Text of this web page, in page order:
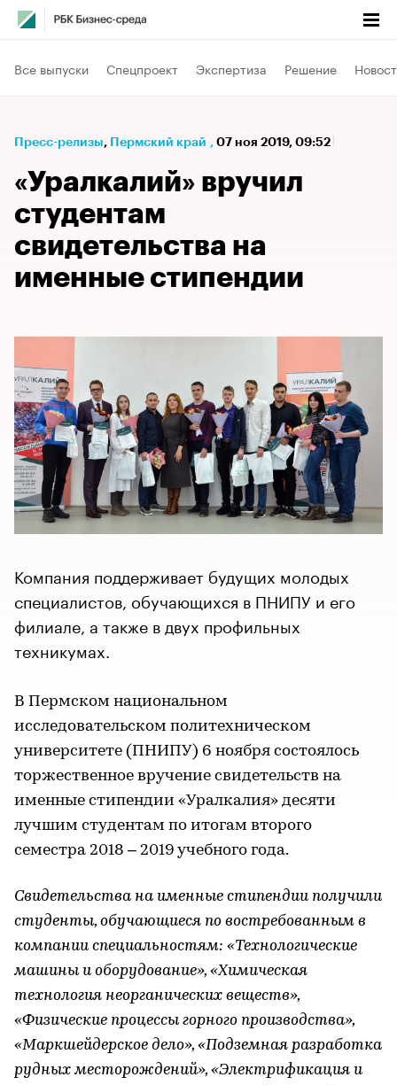
Все выпуски Спецпроект Экспертиза Решение
Пресс-релизы⁠, Пермский край , 07 ноя 2019, 09:52
«Уралкалий» вручил
студентам
свидетельства на
именные стипендии
Компания поддерживает будущих молодых
специалистов, обучающихся в ПНИПУ и его
филиале, а также в двух профильных
техникумах.
В Пермском национальном
исследовательском политехническом
университете (ПНИПУ) 6 ноября состоялось
торжественное вручение свидетельств на
именные стипендии «Уралкалия» десяти
лучшим студентам по итогам второго
семестра 2018 – 2019 учебного года.
Свидетельства на именные стипендии получили
студенты, обучающиеся по востребованным в
компании специальностям: «Технологические
машины и оборудование», «Химическая
технология неорганических веществ»,
«Физические процессы горного производства»,
«Маркшейдерское дело», «Подземная разработка
рудных месторождений», «Электрификация и